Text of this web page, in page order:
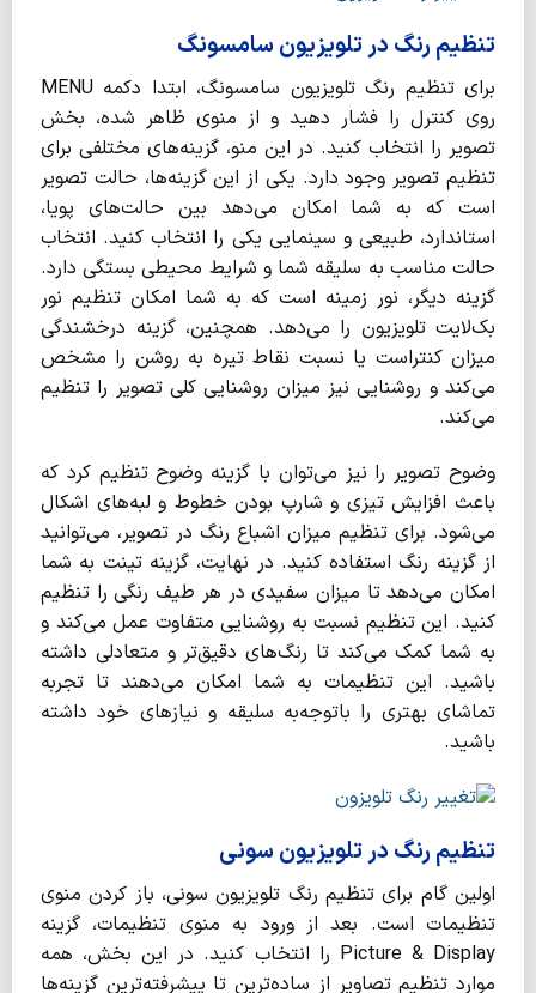
تنظیم رنگ در تلویزیون سامسونگ
برای تنظیم رنگ تلویزیون سامسونگ، ابتدا دکمه MENU
روی کنترل را فشار دهید و از منوی ظاهر شده، بخش
تصویر را انتخاب کنید. در این منو، گزینه‌های مختلفی برای
تنظیم تصویر وجود دارد. یکی از این گزینه‌ها، حالت تصویر
است که به شما امکان می‌دهد بین حالت‌های پویا،
استاندارد، طبیعی و سینمایی یکی را انتخاب کنید. انتخاب
حالت مناسب به سلیقه شما و شرایط محیطی بستگی دارد.
گزینه دیگر، نور زمینه است که به شما امکان تنظیم نور
بک‌لایت تلویزیون را می‌دهد. همچنین، گزینه درخشندگی
میزان کنتراست یا نسبت نقاط تیره به روشن را مشخص
می‌کند و روشنایی نیز میزان روشنایی کلی تصویر را تنظیم
می‌کند.
وضوح تصویر را نیز می‌توان با گزینه وضوح تنظیم کرد که
باعث افزایش تیزی و شارپ بودن خطوط و لبه‌های اشکال
می‌شود. برای تنظیم میزان اشباع رنگ در تصویر، می‌توانید
از گزینه رنگ استفاده کنید. در نهایت، گزینه تینت به شما
امکان می‌دهد تا میزان سفیدی در هر طیف رنگی را تنظیم
کنید. این تنظیم نسبت به روشنایی متفاوت عمل می‌کند و
به شما کمک می‌کند تا رنگ‌های دقیق‌تر و متعادلی داشته
باشید. این تنظیمات به شما امکان می‌دهند تا تجربه
تماشای بهتری را باتوجه‌به سلیقه و نیازهای خود داشته
باشید.
تنظیم رنگ در تلویزیون سونی
اولین گام برای تنظیم رنگ تلویزیون سونی، باز کردن منوی
تنظیمات است. بعد از ورود به منوی تنظیمات، گزینه
Picture & Display را انتخاب کنید. در این بخش، همه
موارد تنظیم تصاویر از ساده‌ترین تا پیشرفته‌ترین گزینه‌ها